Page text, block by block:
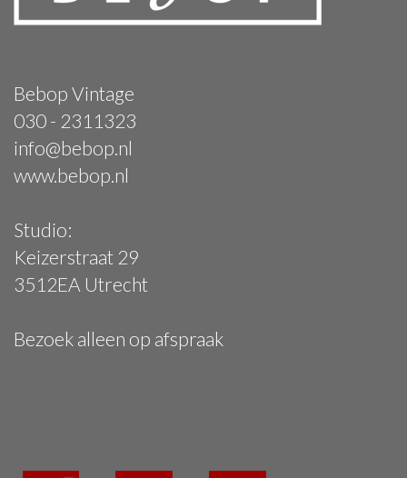
Bebop Vintage
030 - 2311323
info@bebop.nl
www.bebop.nl
Studio:
Keizerstraat 29
3512EA Utrecht
Bezoek alleen op afspraak